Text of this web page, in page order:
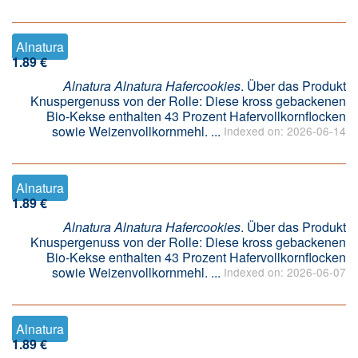
Alnatura
1.89 €
Alnatura Alnatura Hafercookies. Über das Produkt
Knuspergenuss von der Rolle: Diese kross gebackenen
Bio-Kekse enthalten 43 Prozent Hafervollkornflocken
sowie Weizenvollkornmehl. ... Indexed on: 2026-06-14
Alnatura
1.89 €
Alnatura Alnatura Hafercookies. Über das Produkt
Knuspergenuss von der Rolle: Diese kross gebackenen
Bio-Kekse enthalten 43 Prozent Hafervollkornflocken
sowie Weizenvollkornmehl. ... Indexed on: 2026-06-07
Alnatura
1.89 €